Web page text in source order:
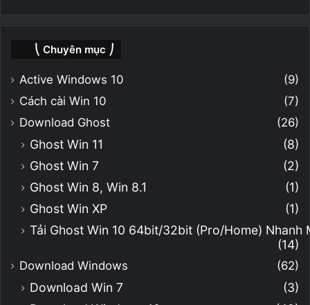
⎝ Chuyên mục ⎠
Active Windows 10
(9)
Cách cài Win 10
(7)
Download Ghost
(26)
Ghost Win 11
(8)
Ghost Win 7
(2)
Ghost Win 8, Win 8.1
(1)
Ghost Win XP
(1)
Tải Ghost Win 10 64bit/32bit (Pro/Home)
(14)
Download Windows (62)
Download Win 7
(3)